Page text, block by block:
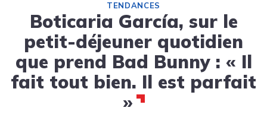
TENDANCES
Boticaria García, sur le
petit-déjeuner quotidien
que prend Bad Bunny : « Il
fait tout bien. Il est parfait
»